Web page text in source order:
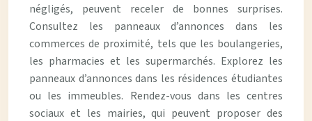
négligés, peuvent receler de bonnes surprises.
Consultez les panneaux d’annonces dans les
commerces de proximité, tels que les boulangeries,
les pharmacies et les supermarchés. Explorez les
panneaux d’annonces dans les résidences étudiantes
ou les immeubles. Rendez-vous dans les centres
sociaux et les mairies, qui peuvent proposer des